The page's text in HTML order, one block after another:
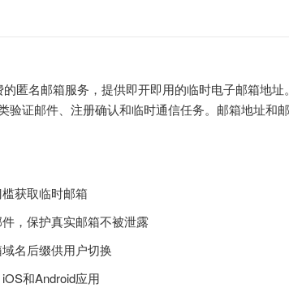
匿名邮箱服务，提供即开即用的临时电子邮箱地
验证邮件、注册确认和临时通信任务。邮箱地址和
获取临时邮箱
，保护真实邮箱不被泄露
名后缀供用户切换
和Android应用